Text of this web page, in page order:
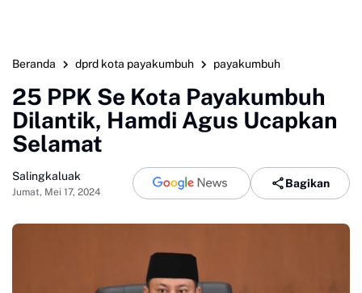
Beranda dprd kota payakumbuh payakumbuh
25 PPK Se Kota Payakumbuh
Dilantik, Hamdi Agus Ucapkan
Selamat
Salingkaluak
Jumat, Mei 17, 2024
Bagikan